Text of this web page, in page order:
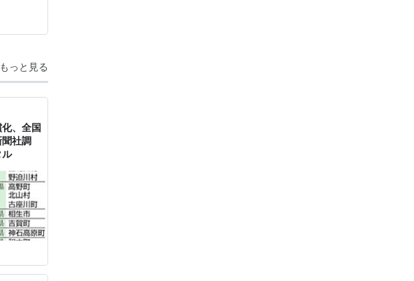
、保
もっと見る
、全国
社調
ル